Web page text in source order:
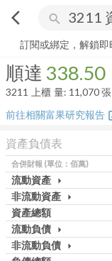
arrow_back_ios search
順達 338.50 -5.05%
訂閱或綁定，解鎖
順達 338.50
3211
上櫃 量: 11,070張
前往相關富果研究報告
資產負債表
合併財報 (單位：佰萬)
流動資產 arrow_drop_down
非流動資產 arrow_drop_down
資產總額
流動負債 arrow_drop_down
非流動負債 arrow_drop_down